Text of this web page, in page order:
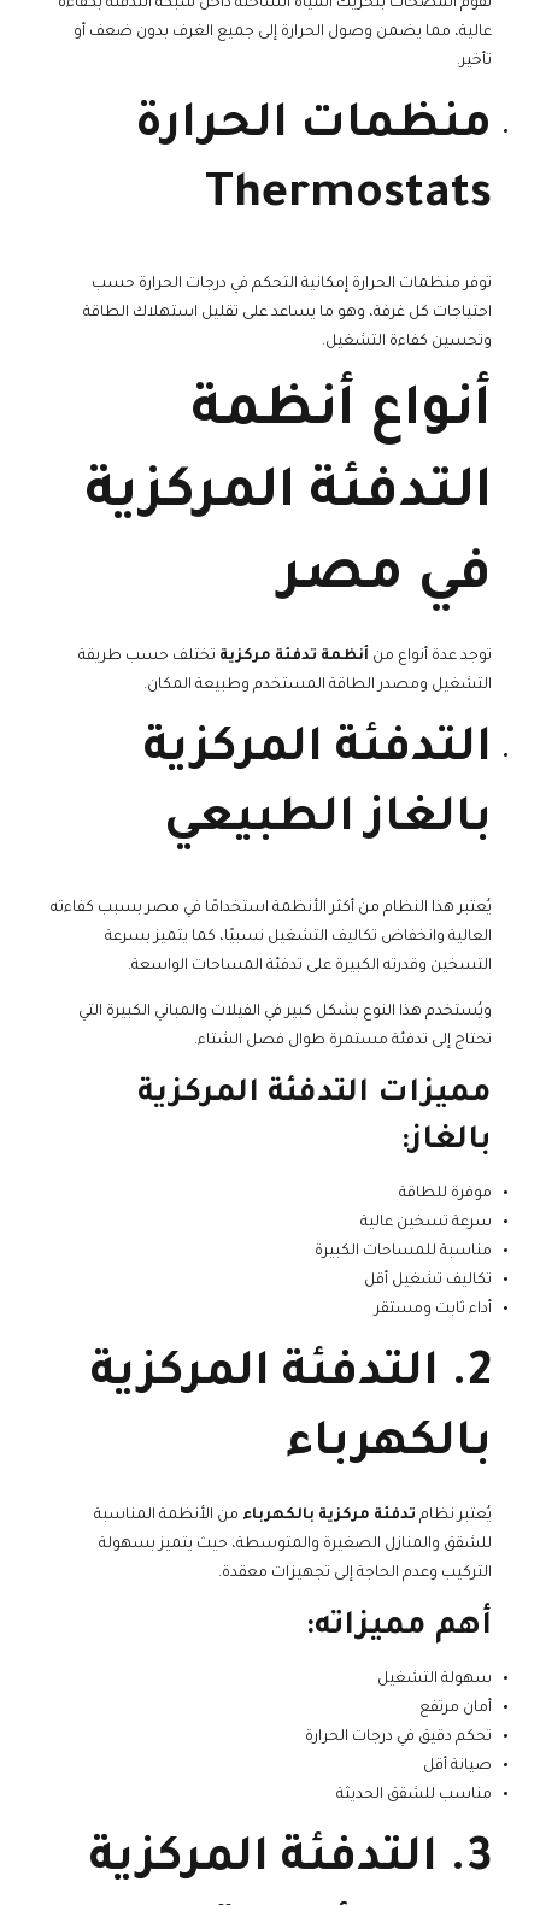
تقوم المضخات بتحريك المياه الساخنة داخل شبكة التدفئة بكفاءة
عالية، مما يضمن وصول الحرارة إلى جميع الغرف بدون ضعف أو
تأخير.
منظمات الحرارة
Thermostats
توفر منظمات الحرارة إمكانية التحكم في درجات الحرارة حسب
احتياجات كل غرفة، وهو ما يساعد على تقليل استهلاك الطاقة
وتحسين كفاءة التشغيل.
أنواع أنظمة
التدفئة المركزية
في مصر
توجد عدة أنواع من أنظمة تدفئة مركزية تختلف حسب طريقة
التشغيل ومصدر الطاقة المستخدم وطبيعة المكان.
التدفئة المركزية
بالغاز الطبيعي
يُعتبر هذا النظام من أكثر الأنظمة استخدامًا في مصر بسبب كفاءته
العالية وانخفاض تكاليف التشغيل نسبيًا، كما يتميز بسرعة
التسخين وقدرته الكبيرة على تدفئة المساحات الواسعة.
ويُستخدم هذا النوع بشكل كبير في الفيلات والمباني الكبيرة التي
تحتاج إلى تدفئة مستمرة طوال فصل الشتاء.
مميزات التدفئة المركزية
بالغاز:
موفرة للطاقة
سرعة تسخين عالية
مناسبة للمساحات الكبيرة
تكاليف تشغيل أقل
أداء ثابت ومستقر
2. التدفئة المركزية
بالكهرباء
يُعتبر نظام تدفئة مركزية بالكهرباء من الأنظمة المناسبة
للشقق والمنازل الصغيرة والمتوسطة، حيث يتميز بسهولة
التركيب وعدم الحاجة إلى تجهيزات معقدة.
أهم مميزاته:
سهولة التشغيل
أمان مرتفع
تحكم دقيق في درجات الحرارة
صيانة أقل
مناسب للشقق الحديثة
3. التدفئة المركزية